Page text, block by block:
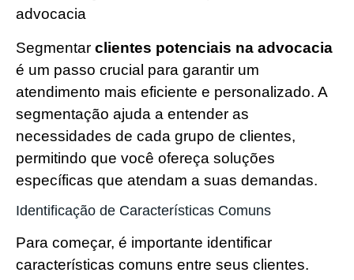
Segmentar clientes potenciais na advocacia
é um passo crucial para garantir um
atendimento mais eficiente e personalizado. A
segmentação ajuda a entender as
necessidades de cada grupo de clientes,
permitindo que você ofereça soluções
específicas que atendam a suas demandas.
Identificação de Características Comuns
Para começar, é importante identificar
características comuns entre seus clientes.